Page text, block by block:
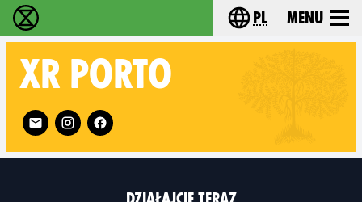
Extinction Rebellion - Home Choose your
pl Menu
XR PORTO
Follow XR Porto on